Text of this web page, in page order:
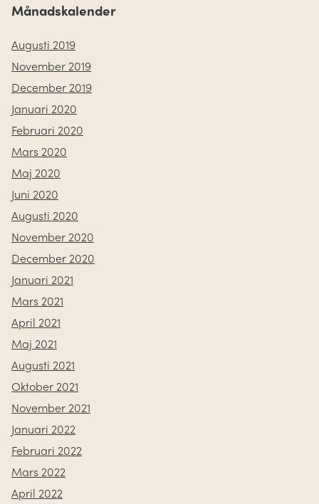
Månadskalender
Augusti 2019
November 2019
December 2019
Januari 2020
Februari 2020
Mars 2020
Maj 2020
Juni 2020
Augusti 2020
November 2020
December 2020
Januari 2021
Mars 2021
April 2021
Maj 2021
Augusti 2021
Oktober 2021
November 2021
Januari 2022
Februari 2022
Mars 2022
April 2022